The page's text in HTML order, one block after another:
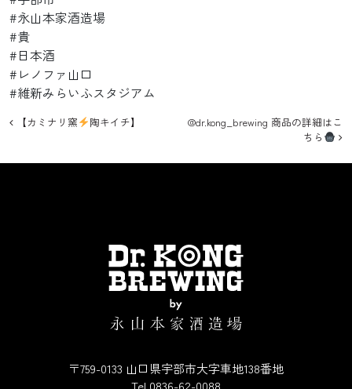
#永山本家酒造場
#貴
#日本酒
#レノファ山口
#維新みらいふスタジアム
投稿ナビゲーション
【カミナリ窯 陶キイチ】
@dr.kong_brewing 商品の詳細はこ
ちら
〒759-0133 山口県宇部市大字車地138番地
Tel.0836-62-0088